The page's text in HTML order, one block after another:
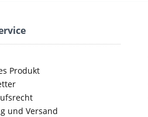
Produkt
und Versand